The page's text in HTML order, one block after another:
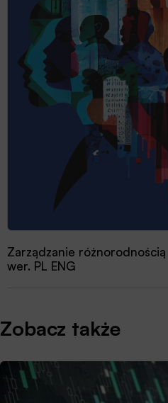
Zarządzanie
wer. PL ENG
Przewodnik dobrych
Zobacz także